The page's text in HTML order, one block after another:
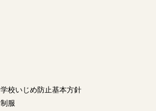
学校いじめ防止基本方針
制服